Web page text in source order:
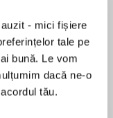
- mici fișiere
tale pe
bună. Le vom
dacă ne-o
tău.